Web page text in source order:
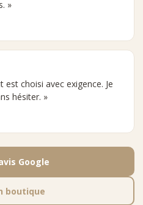
»
choisi avec exigence. Je
hésiter. »
Google
boutique